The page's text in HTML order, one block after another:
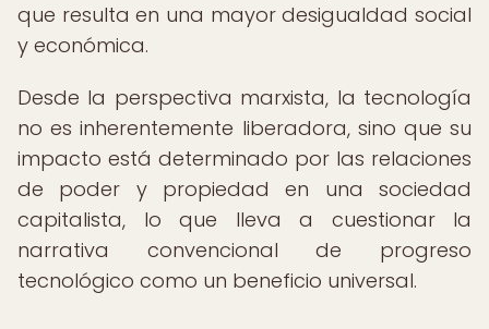
que resulta en una mayor desigualdad social
y económica.
Desde la perspectiva marxista, la tecnología
no es inherentemente liberadora, sino que su
impacto está determinado por las relaciones
de poder y propiedad en una sociedad
capitalista, lo que lleva a cuestionar la
narrativa convencional de progreso
tecnológico como un beneficio universal.